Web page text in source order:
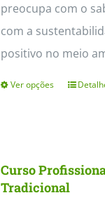
preocupa com o
com a
positivo no meio
Ver opções
This
Curso
Tradicional